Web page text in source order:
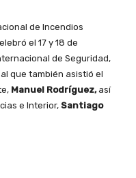
de Incendios
el 17 y 18 de
de Seguridad,
que también asistió el
Manuel Rodríguez,así
e Interior, Santiago